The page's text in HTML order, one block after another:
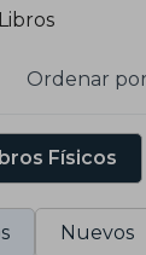
Ordenar por
Físicos
Nuevos